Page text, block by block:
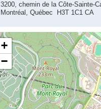
3200, chemin de la Côte-Sainte-
Montréal, Québec H3T 1C1 CA
+
−